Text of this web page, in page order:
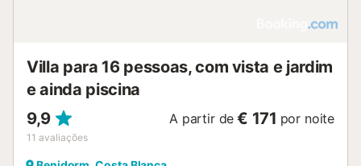
Villa para 16 pessoas, com vista e jardim
e ainda piscina
9,9
11 avaliações
A partir de € 171 por noite